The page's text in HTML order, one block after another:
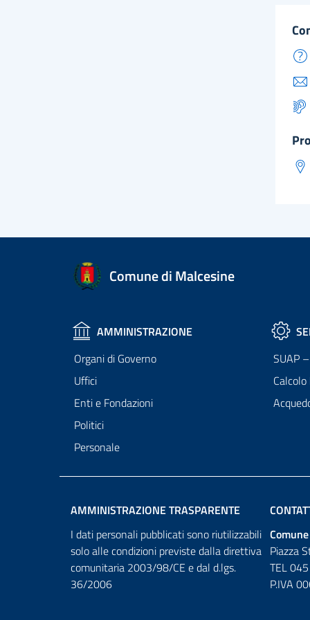
Comune di Malcesine
AMMINISTRAZIONE
Organi di Governo
Uffici
Enti e Fondazioni
Politici
Personale
SUAP
AMMINISTRAZIONE TRASPARENTE
I dati personali pubblicati sono riutilizzabili
solo alle condizioni previste dalla direttiva
comunitaria 2003/98/CE e dal d.lgs.
36/2006
Piazza
TEL
P.IVA